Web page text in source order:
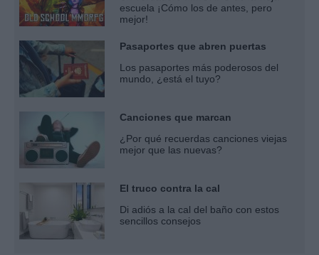
escuela ¡Cómo los de antes, pero
mejor!
Pasaportes que abren puertas
Los pasaportes más poderosos del
mundo, ¿está el tuyo?
Canciones que marcan
¿Por qué recuerdas canciones viejas
mejor que las nuevas?
El truco contra la cal
Di adiós a la cal del baño con estos
sencillos consejos